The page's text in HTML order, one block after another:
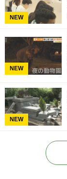
NEW
NEW
NEW